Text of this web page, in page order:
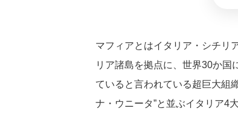
マフィアとはイタリア・シチリ
リア諸島を拠点に、世界30か国
ていると言われている超巨大組
ナ・ウニータ”と並ぶイタリア4